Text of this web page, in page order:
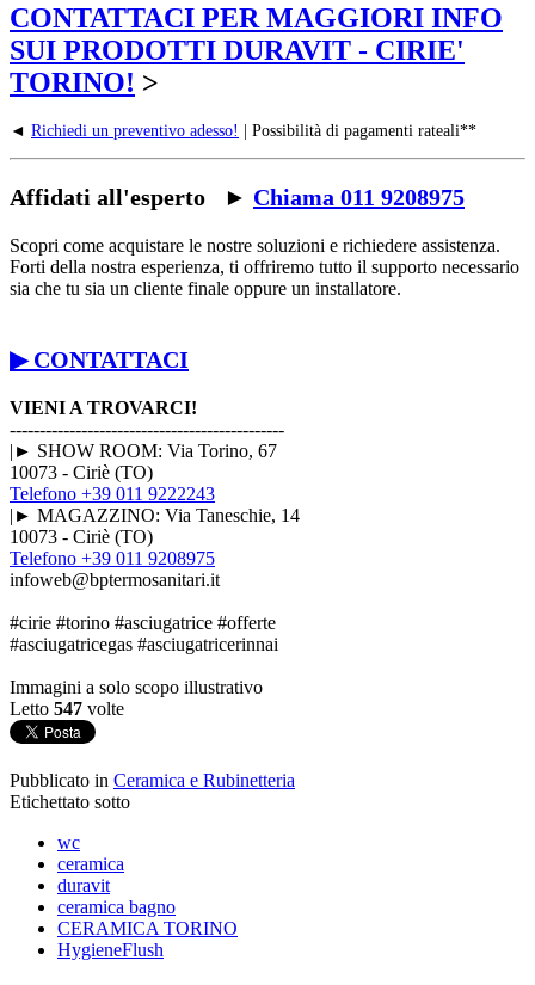
CONTATTACI PER MAGGIORI INFO
SUI PRODOTTI DURAVIT - CIRIE'
TORINO! >
◄ Richiedi un preventivo adesso! | Possibilità di pagamenti rateali**
Affidati all'esperto ► Chiama 011 9208975
Scopri come acquistare le nostre soluzioni e richiedere assistenza.
Forti della nostra esperienza, ti offriremo tutto il supporto necessario
sia che tu sia un cliente finale oppure un installatore.
▶ CONTATTACI
VIENI A TROVARCI!
----------------------------------------------
|► SHOW ROOM: Via Torino, 67
10073 - Ciriè (TO)
Telefono +39 011 9222243
|► MAGAZZINO: Via Taneschie, 14
10073 - Ciriè (TO)
Telefono +39 011 9208975
infoweb@bptermosanitari.it
#cirie #torino #asciugatrice #offerte
#asciugatricegas #asciugatricerinnai
Immagini a solo scopo illustrativo
Letto 547 volte
Pubblicato in Ceramica e Rubinetteria
Etichettato sotto
wc
ceramica
duravit
ceramica bagno
CERAMICA TORINO
HygieneFlush